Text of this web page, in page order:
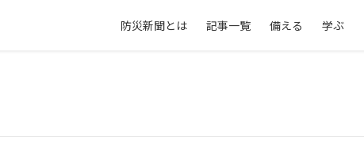
防災新聞とは 記事一覧 備える 学ぶ